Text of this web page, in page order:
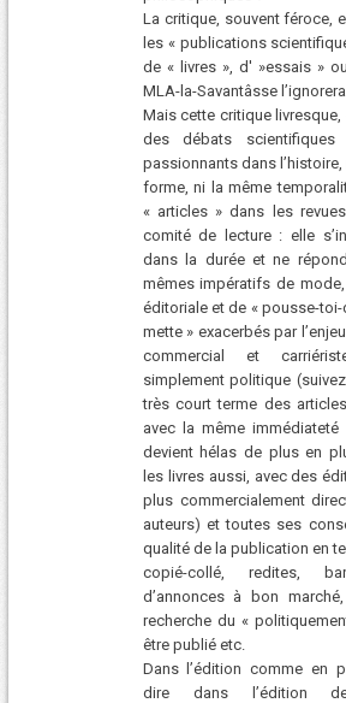
La critique, souvent féroce,
les « publications
de « livres », d' »essais »
MLA-la-Savantâsse
Mais cette critique livresque,
des débats scientifiques
passionnants dans l’histoire,
forme, ni la même
« articles » dans les
comité de lecture : elle
dans la durée et ne
mêmes impératifs de
éditoriale et de « pousse-toi-
mette » exacerbés par
commercial et
simplement politique
très court terme des
avec la même
devient hélas de plus en
les livres aussi, avec des
plus commercialement
auteurs) et toutes ses
qualité de la publication en
copié-collé, redites,
d’annonces à bon marché,
recherche du «
être publié etc.
Dans l’édition comme en
dire dans l’édition